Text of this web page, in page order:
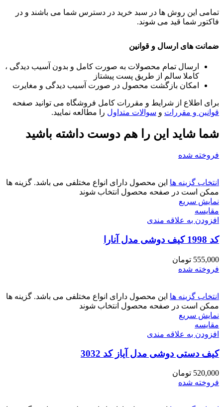
تمامی این روش ها در سبد خرید در دسترس شما می باشند و در
فاکتور شما قید می شوند.
ضمانت های ارسال و قوانین
ارسال تمام محصولات به صورت کامل و بدون آسیب دیدگی ،
کاملا سالم از طریق پست پیشتاز
امکان بازگشت محصول در صورت آسیب دیدگی و مغایرت
برای اطلاع از شرایط و مقررات کامل فروشگاه می توانید صفحه
قوانین و مقررات و سوالات متداول را مطالعه نمایید.
شما شاید این را هم دوست داشته باشید
فروخته شده
انتخاب گزینه ها این محصول دارای انواع مختلفی می باشد. گزینه ها
ممکن است در صفحه محصول انتخاب شوند
نمایش سریع
مقايسه
افزودن به علاقه مندی
کد 1998 کیف دوشی مدل آنارا
555,000 تومان
فروخته شده
انتخاب گزینه ها این محصول دارای انواع مختلفی می باشد. گزینه ها
ممکن است در صفحه محصول انتخاب شوند
نمایش سریع
مقايسه
افزودن به علاقه مندی
کیف دستی دوشی مدل آیاز کد 3032
520,000 تومان
فروخته شده